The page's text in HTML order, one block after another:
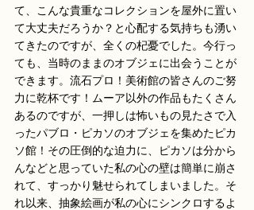
て、こんな貴重なコレクションを屋外に置い
て大丈夫だろうか？と心配する気持ちも湧い
てきたのですが、全くの杞憂でした。今行っ
ても、当時のままのオブジェに出会うことが
できます。流石プロ！美術館の皆さんのご努
力に乾杯です！ムーア以外の作品もたくさん
あるのですが、一押しは怖いもの見たさで入
ったパブロ・ピカソのオブジェを集めたピカ
ソ館！その圧倒的な迫力に、ピカソは分から
んなどと思っていた私の心の壁は簡単に崩さ
れて、すっかり魅せられてしまいました。そ
れ以来、抽象絵画が私の心にシンクロするよ